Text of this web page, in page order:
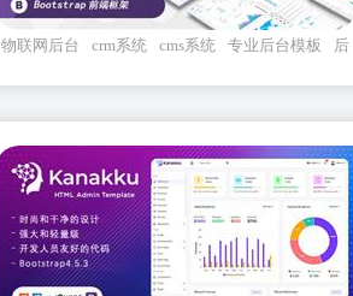
物联网后台 crm系统 cms系统 专业后台模板
后